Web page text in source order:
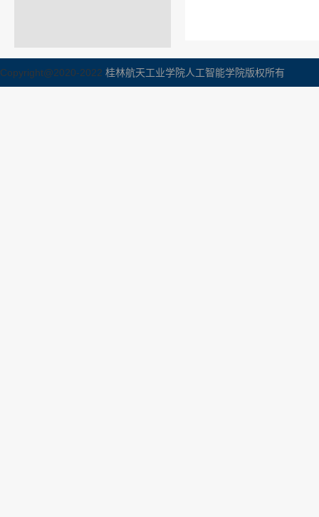
Copyright@2020-2022 桂林航天工业学院人工智能学院版权所有